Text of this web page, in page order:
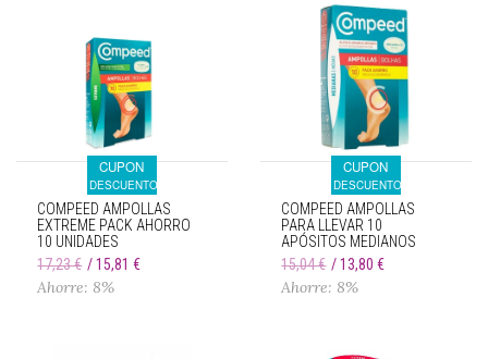
CUPON
DESCUENTO
COMPEED AMPOLLAS
EXTREME PACK AHORRO
10 UNIDADES
17,23 €
15,81 €
Ahorre: 8%
CUPON
DESCUENTO
COMPEED AMPOLLAS
PARA LLEVAR 10
APÓSITOS MEDIANOS
15,04 €
13,80 €
Ahorre: 8%